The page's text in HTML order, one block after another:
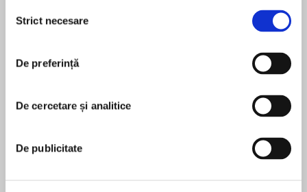
consimțământului
Strict necesare
De preferință
De cercetare și analitice
De publicitate
more than she ever dreamed in the ultimate city
Imagine you are invited to Paris, the City of
a woman you’ve never met. Would you go?
It’s been ages since Rachael West has seen the
man she once believed she couldn’t live
În acest moment nu există recenzii
Charlotte Nash
Charlotte Nash began stealing her mother’s Jilly
Cooper novels at the age of thirteen and has been